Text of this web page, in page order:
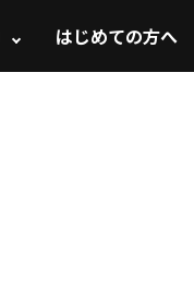
サ
イ
はじめての方へ